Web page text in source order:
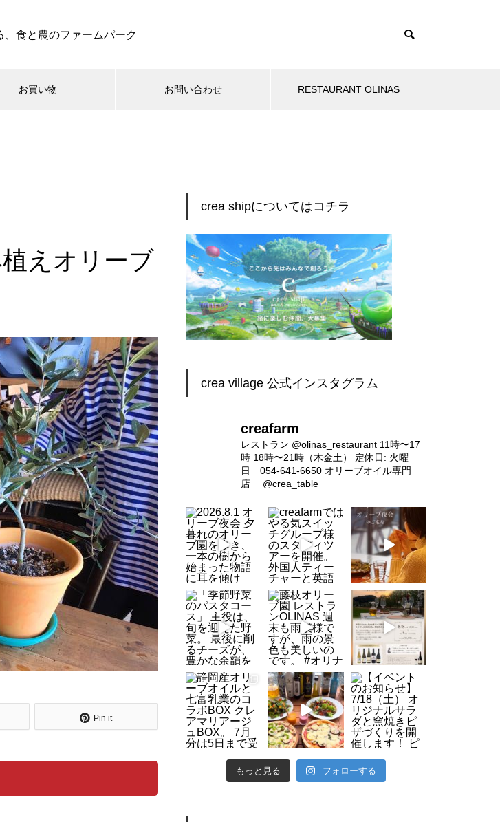
、食と農のファームパーク
お買い物 お問い合わせ RESTAURANT OLINAS
e主催 「オリーブ夜会」
グランドオープン記念ランチコ
ースのご予約について
春の訪れを感じる新ランチメニ
ューが始まりました
い、自然と共存する「ジビエと
オリーブオイル」
季節限定ランチメニューのご案
内
営業時間変更のお知らせ
わずか数週間。白いオリーブの
花が咲き誇る、オリーブ園の小
さな旅へ。
【4/4(土)開催】オリーブと季節
のリースづくり
【2/28開催】〜はじめてのオリ
迎！
ハーブリース ワークショップ開
えオリーブ
Pin it
crea shipについてはコチラ
crea village 公式インスタグラム
creafarm
レストラン @olinas_restaurant 11時〜17
時 18時〜21時（木金土）
定休日: 火曜
日 054-641-6650 オリーブオイル専門
店
@crea_table
もっと見る フォローする